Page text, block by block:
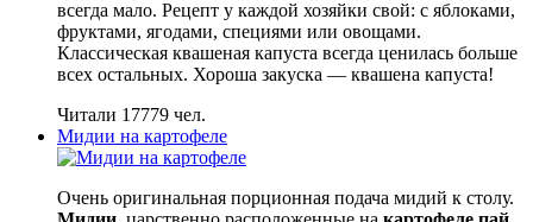
всегда мало. Рецепт у каждой хозяйки свой: с яблоками,
фруктами, ягодами, специями или овощами.
Классическая квашеная капуста всегда ценилась больше
всех остальных. Хороша закуска — квашена капуста!
Читали 17779 чел.
Мидии на картофеле
Очень оригинальная порционная подача мидий к столу.